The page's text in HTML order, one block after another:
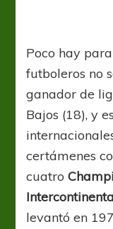
Poco hay
futboleros no
ganador de
Bajos (18), y
certámenes
cuatro
levantó en